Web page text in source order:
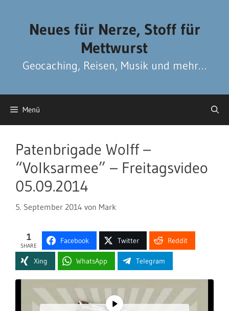
Neues für Nerze, Stoff für
Mettwurst
Geocaching, Reisen, Musik und mehr…
Menü
Patenbrigade Wolff –
“Volksarmee” – Freitagsvideo
05.09.2014
5. September 2014 von Mark
1
SHARE
Facebook Twitter Reddit
Xing WhatsApp Telegram